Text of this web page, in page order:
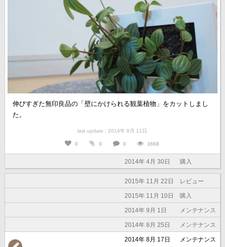
伸びすぎた無印良品の「壁にかけられる観葉植物」をカットしまし
た。
last update : 2014年 8月 11日
0 0 0 3668
2014年 4月 30日 購入
2015年 11月 22日 レビュー
2015年 11月 10日 購入
2014年 9月 1日 メンテナンス
2014年 8月 25日 メンテナンス
2014年 8月 17日
メンテナンス